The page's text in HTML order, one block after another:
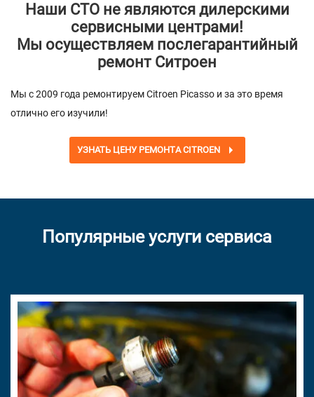
Наши СТО не являются дилерскими
сервисными центрами!
Мы осуществляем послегарантийный
ремонт Ситроен
Мы с 2009 года ремонтируем Citroen Picasso и за это время
отлично его изучили!
УЗНАТЬ ЦЕНУ РЕМОНТА CITROEN
Популярные услуги сервиса